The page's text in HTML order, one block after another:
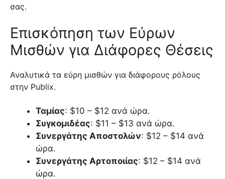
σας.
Επισκόπηση των Εύρων
Μισθών για Διάφορες Θέσεις
Αναλυτικά τα εύρη μισθών για διάφορους ρόλους
στην Publix.
Ταμίας: $10 – $12 ανά ώρα.
Συγκομιδέας: $11 – $13 ανά ώρα.
Συνεργάτης Αποστολών: $12 – $14 ανά
ώρα.
Συνεργάτης Αρτοποιίας: $12 – $14 ανά
ώρα.